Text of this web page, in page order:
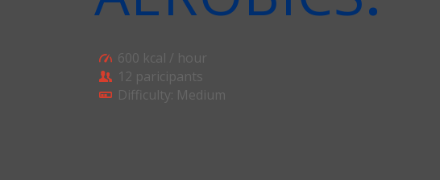
600 kcal / hour
12 paricipants
Difficulty: Medium